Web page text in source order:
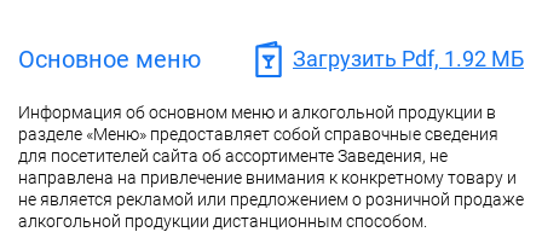
Основное меню Загрузить Pdf, 1.92 МБ
Информация об основном меню и алкогольной продукции в
разделе «Меню» предоставляет собой справочные сведения
для посетителей сайта об ассортименте Заведения, не
направлена на привлечение внимания к конкретному товару и
не является рекламой или предложением о розничной продаже
алкогольной продукции дистанционным способом.